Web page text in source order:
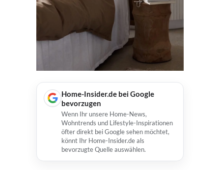
Home-Insider.de bei Google
bevorzugen
Wenn Ihr unsere Home-News,
Wohntrends und Lifestyle-Inspirationen
öfter direkt bei Google sehen möchtet,
könnt Ihr Home-Insider.de als
bevorzugte Quelle auswählen.